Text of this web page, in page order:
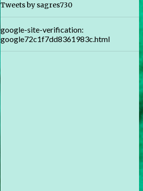
Tweets by sagres730
google-site-verification:
google72c1f7dd8361983c.html